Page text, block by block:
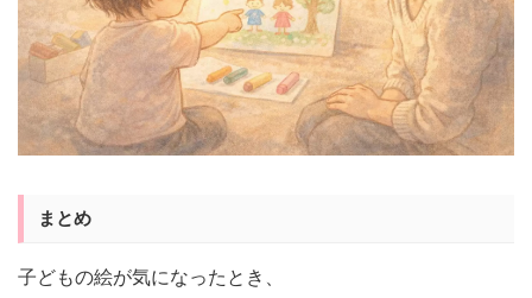
まとめ
子どもの絵が気になったとき、